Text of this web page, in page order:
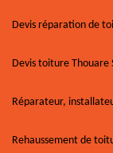
Devis réparation de
Devis toiture Thouare
Réparateur,
Rehaussement de